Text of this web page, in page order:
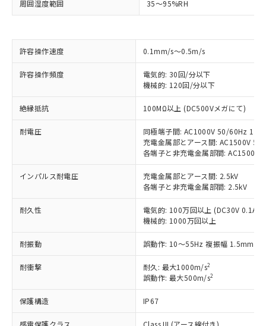
周囲湿度範囲 35～95%RH
許容操作速度 0.1mm/s～0.5m/s
許容操作頻度
電気的: 30回/分以下
機械的: 120回/分以下
絶縁抵抗 100MΩ以上 (DC500Vメガにて)
耐電圧
同極端子間: AC1000V 50/60Hz
充電金属部とアース間: AC1500V
各端子と非充電金属部間: AC1500V
インパルス耐電圧
充電金属部とアース間: 2.5kV
各端子と非充電金属部間: 2.5kV
耐久性
電気的: 100万回以上 (DC30V 0.1A)
機械的: 1000万回以上
耐振動 誤動作: 10～55Hz 複振幅 1.5mm
耐衝撃 耐久: 最大1000m/s2
誤動作: 最大500m/s2
保護構造 IP67
感電保護クラス Class III (アース線付き)
ご利用条件
以下の条件をお読みいただき、同意のうえ
本サービスは、当社制御機器事業取扱
商品の当社在庫状況および標準価格
(税抜)を提供させていただくもので
当社制御機器事業取扱商品の中には、
本サービスの対象外となる商品もある
ことをご了承ください。
在庫状況および標準価格照会結果は、
記載している更新日時点での社内デー
タに基づき作成されるものであり、閲
覧された時点での実際の在庫および標
準価格とは異なる場合があることをご
対応済み：EU RoHS指令（10物質）の
非含有に対応した製品が提供可能な商品で
す。
対応予定：EU RoHS指令（10物質）の非含
有に対応した製品に切り替える予定のある
対応予定なし：EU RoHS指令（10物質）の
非含有に非対応の商品で、対応品を出す予
非含有の対応状況を調査中または確認中の
非該当品：ライセンス料など無形物で、有
害物質有無と関係のない商品です。
仕入先様の事情により、非含有部品として
いたものが、含有品と判明した場合などや
むを得ず変更することがあります。
鉛(Pb) 1000ppm以下、 水銀(Hg) 1000ppm以下、 カド
ミウム(Cd) 100ppm以下、
※1 中国RoHS○×表
「○」：最大均質材料含有率が中国RoHSの
基準値以下であることを示します。
「×」：最大均質材料含有率が中国RoHSの
基準値を超えていることを示します。
「－」：未確認です。当社販売部門へお問
*中国RoHS10物質の基準値 (GB/T26572)：
Pb(鉛) :1000ppm、 Hg(水銀) : 1000ppm、 Cd(カドミウ
Cr(Ⅵ)(六価クロム) : 1000ppm、 PBBs(ポリ臭化ビフェ
当社は、これら貴社製品のうち、外国
為替および外国貿易法に定める商品
（以下｢規制貨物等」という）を輸出
または国外への提供する場合は、日本
国政府の輸出許可(または役務取引許
可)を取得するなどの必要な手続きを
とります。